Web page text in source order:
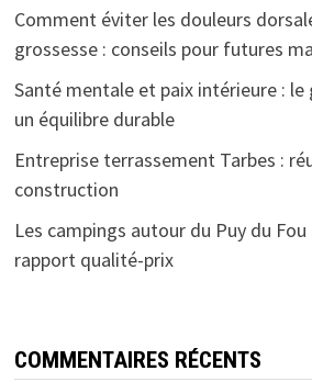
Comment éviter les douleurs
grossesse : conseils pour futures
Santé mentale et paix intérieure :
un équilibre durable
Entreprise terrassement Tarbes :
construction
Les campings autour du Puy du
rapport qualité-prix
COMMENTAIRES RÉCENTS